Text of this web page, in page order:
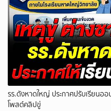
รร.ดังหาดใหญ่ ประกาศปรับเรียนอ
โพสต์คลิปขู่